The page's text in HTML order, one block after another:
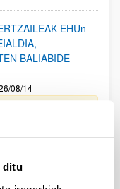
ditu
EHUn
BALIABIDE
08/14